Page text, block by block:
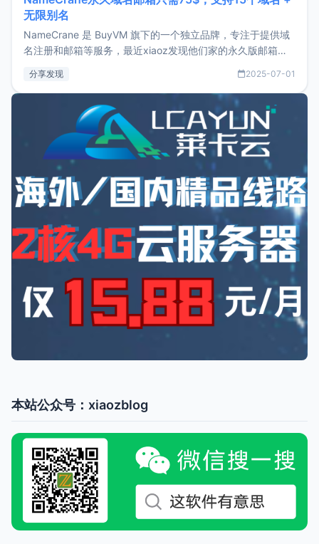
无限别名
NameCrane 是 BuyVM 旗下的一个独立品牌，专注于提供域
名注册和邮箱等服务，最近xiaoz发现他们家的永久版邮箱服
又实惠的域名邮箱，不妨尝试一下 NameCrane。注册
NameCraneNameCrane不支持直接注册，必须要购买
分享发现 2025-07-01
本站公众号：xiaozblog